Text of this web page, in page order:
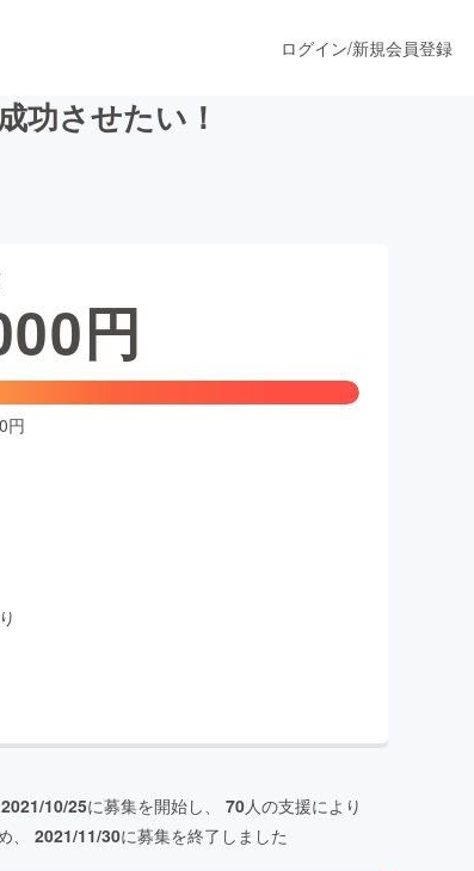
ファッション
ログイン/新規会員登録
功させたい！
円
円
2021/10/25に募集を開始し、 70人の支援により
、 2021/11/30に募集を終了しました